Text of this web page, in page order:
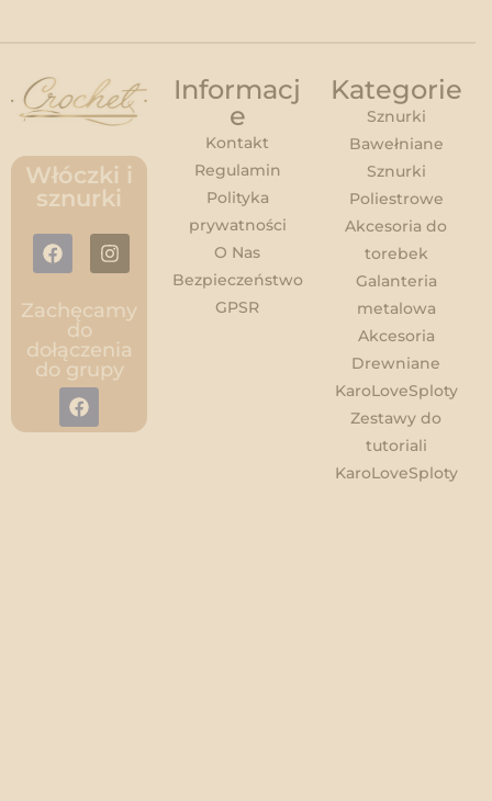
Włóczki i
sznurki
Zachęcamy
do
dołączenia
do grupy
Informacj
e
Kontakt
Regulamin
Polityka
prywatności
O Nas
Bezpieczeństwo
GPSR
Kategorie
Sznurki
Bawełniane
Sznurki
Poliestrowe
Akcesoria do
torebek
Galanteria
metalowa
Akcesoria
Drewniane
KaroLoveSploty
Zestawy do
tutoriali
KaroLoveSploty